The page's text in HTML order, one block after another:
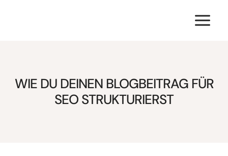
WIE DU DEINEN BLOGBEITRAG FÜR
SEO STRUKTURIERST